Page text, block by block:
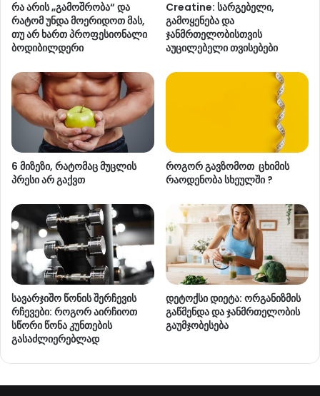
რა არის „გამოშრობა“ და
რატომ უნდა მოერიდოთ მას,
თუ არ ხართ პროფესიონალი
ბოდიბილდერი
Creatine: სარგებელი,
გამოყენება და
ჯანმრთელობისთვის
აუცილებელი თვისებები
6 მიზეზი, რატომაც მუცლის
პრესი არ გაქვთ
როგორ გავზომოთ ცხიმის
რაოდენობა სხეულში ?
სავარჯიშო წონის შერჩევის
რჩევები: როგორ აირჩიოთ
სწორი წონა კუნთების
გასაძლიერებლად
დეტოქსი დიეტა: ორგანიზმის
გაწმენდა და ჯანმრთელობის
გაუმჯობესება